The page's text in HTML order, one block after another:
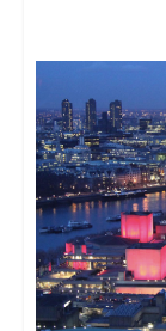
零
代
码
案
例